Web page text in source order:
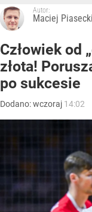
Autor:
Maciej Piasecki
Człowiek od
złota!
po sukcesie
Dodano:wczoraj 14:02